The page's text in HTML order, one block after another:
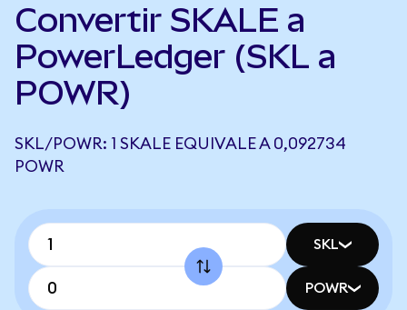
Convertir SKALE a
PowerLedger (SKL a
POWR)
SKL/POWR: 1 SKALE EQUIVALE A 0,092734
POWR
SKL
POWR